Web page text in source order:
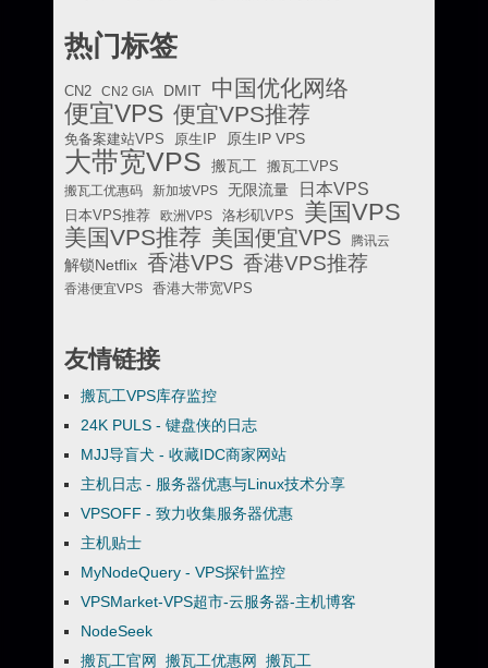
热门标签
CN2 CN2 GIA DMIT 中国优化网络
便宜VPS 便宜VPS推荐
免备案建站VPS 原生IP 原生IP VPS
大带宽VPS 搬瓦工
搬瓦工VPS
搬瓦工优惠码
新加坡VPS 无限流量 日本VPS
日本VPS推荐 欧洲VPS 洛杉矶VPS 美国VPS
美国VPS推荐 美国便宜VPS 腾讯云
解锁Netflix 香港VPS 香港VPS推荐
香港便宜VPS 香港大带宽VPS
友情链接
搬瓦工VPS库存监控
24K PULS - 键盘侠的日志
MJJ导盲犬 - 收藏IDC商家网站
主机日志 - 服务器优惠与Linux技术分享
VPSOFF - 致力收集服务器优惠
主机贴士
MyNodeQuery - VPS探针监控
VPSMarket-VPS超市-云服务器-主机博客
NodeSeek
搬瓦工官网_搬瓦工优惠网_搬瓦工